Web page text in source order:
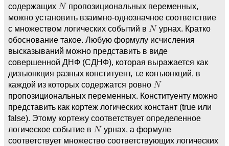
содержащих
пропозициональных переменных,
можно установить взаимно-однозначное соответствие
с множеством логических событий в
урнах. Кратко
обоснование такое. Любую формулу исчисления
высказываний можно представить в виде
совершенной ДНФ (СДНФ), которая выражается как
дизъюнкция разных конституент, т.е конъюнкций, в
каждой из которых содержатся ровно
пропозициональных переменных. Конституенту можно
представить как кортеж логических констант (true или
false). Этому кортежу соответствует определенное
логическое событие в
урнах, а формуле
соответствует множество соответствующих логических